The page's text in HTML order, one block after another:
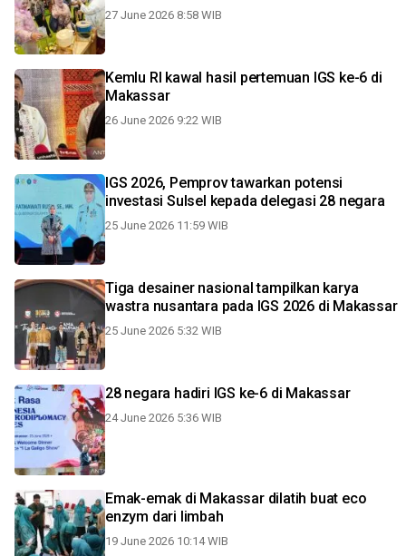
27 June 2026 8:58 WIB
Kemlu RI kawal hasil pertemuan IGS ke-6 di
Makassar
26 June 2026 9:22 WIB
IGS 2026, Pemprov tawarkan potensi
investasi Sulsel kepada delegasi 28 negara
25 June 2026 11:59 WIB
Tiga desainer nasional tampilkan karya
wastra nusantara pada IGS 2026 di Makassar
25 June 2026 5:32 WIB
28 negara hadiri IGS ke-6 di Makassar
24 June 2026 5:36 WIB
Emak-emak di Makassar dilatih buat eco
enzym dari limbah
19 June 2026 10:14 WIB